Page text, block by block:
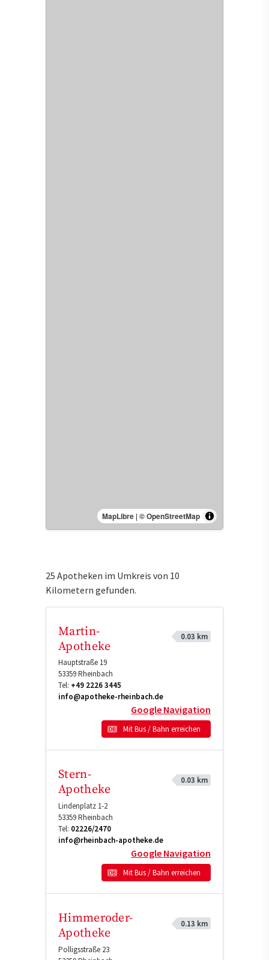
MapLibre | © OpenStreetMap
25 Apotheken im Umkreis von 10
Kilometern gefunden.
Martin-
Apotheke
0.03 km
Hauptstraße 19
53359Rheinbach
Tel: +49 2226 3445
info@apotheke-rheinbach.de
Google Navigation
Mit Bus / Bahn erreichen
Stern-
Apotheke
0.03 km
Lindenplatz 1-2
53359Rheinbach
Tel: 02226/2470
info@rheinbach-apotheke.de
Google Navigation
Mit Bus / Bahn erreichen
Himmeroder-
Apotheke
0.13 km
Polligsstraße 23